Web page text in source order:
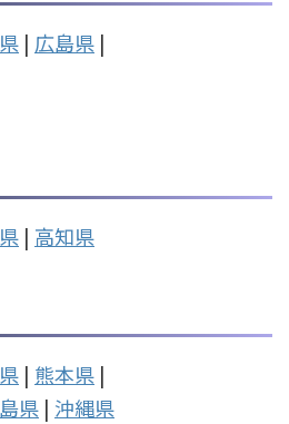
| 広島県 |
| 高知県
| 熊本県 |
県 | 沖縄県